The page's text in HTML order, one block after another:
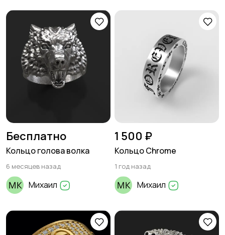
Бесплатно
Кольцо голова волка
6 месяцев назад
Михаил
1 500 ₽
Кольцо Chrome
1 год назад
Михаил